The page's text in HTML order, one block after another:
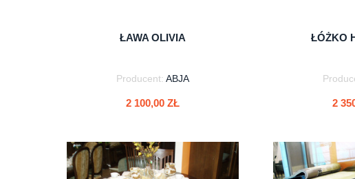
ŁAWA OLIVIA
Producent: ABJA
2 100,00 ZŁ
ŁÓŻKO
2